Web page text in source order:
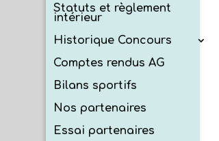
Statuts et règlement
intérieur
Historique Concours
Comptes rendus AG
Bilans sportifs
Nos partenaires
Essai partenaires